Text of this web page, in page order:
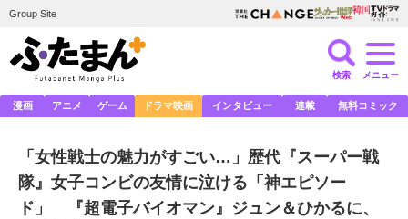
Group Site
検索 メニュー
漫画 アニメ ゲーム ドラマ映画 インタビュー 連載 無料コミック
「女性戦士の魅力がすごい…」歴代『スーパー戦
隊』女子コンビの友情に泣ける「神エピソー
ド」 『超電子バイオマン』ジュン＆ひかるに、